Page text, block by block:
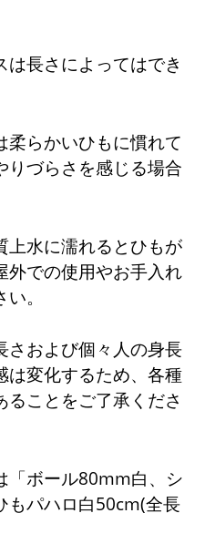
長さによってはでき
らかいひもに慣れて
りづらさを感じる場合
水に濡れるとひもが
外での使用やお手入れ
。
さおよび個々人の身長
は変化するため、各種
ことをご了承くださ
「ボール80mm白、シ
もパハロ白50cm(全長